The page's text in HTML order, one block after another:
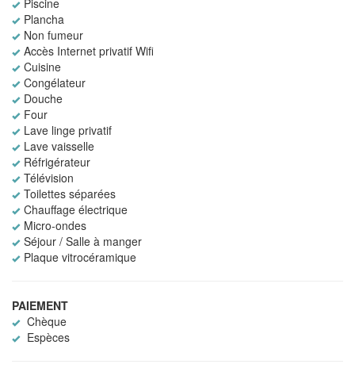
Piscine
Plancha
Non fumeur
Accès Internet privatif Wifi
Cuisine
Congélateur
Douche
Four
Lave linge privatif
Lave vaisselle
Réfrigérateur
Télévision
Toilettes séparées
Chauffage électrique
Micro-ondes
Séjour / Salle à manger
Plaque vitrocéramique
PAIEMENT
Chèque
Espèces